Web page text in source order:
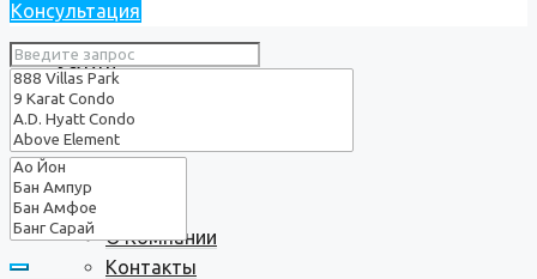
Услуги
О нас
О Компании
Контакты
Консультация